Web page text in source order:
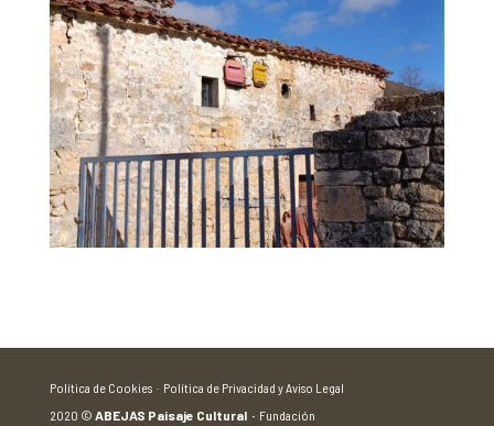
Política de Cookies · Política de Privacidad y Aviso Legal
2020 © ABEJAS Paisaje Cultural · Fundación